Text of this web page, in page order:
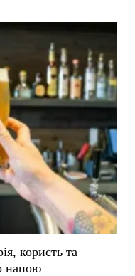
користь та
напою